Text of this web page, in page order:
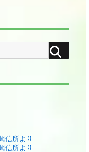
信所より
信所より